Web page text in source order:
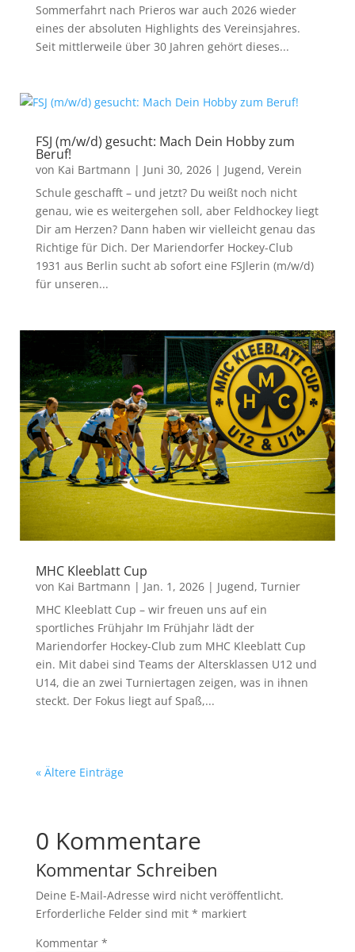
Sommerfahrt nach Prieros war auch 2026 wieder
eines der absoluten Highlights des Vereinsjahres.
Seit mittlerweile über 30 Jahren gehört dieses...
FSJ (m/w/d) gesucht: Mach Dein Hobby zum
Beruf!
von Kai Bartmann | Juni 30, 2026| Jugend, Verein
Schule geschafft – und jetzt? Du weißt noch nicht
genau, wie es weitergehen soll, aber Feldhockey liegt
Dir am Herzen? Dann haben wir vielleicht genau das
Richtige für Dich. Der Mariendorfer Hockey-Club
1931 aus Berlin sucht ab sofort eine FSJlerin (m/w/d)
für unseren...
MHC Kleeblatt Cup
von Kai Bartmann | Jan. 1, 2026| Jugend, Turnier
MHC Kleeblatt Cup – wir freuen uns auf ein
sportliches Frühjahr Im Frühjahr lädt der
Mariendorfer Hockey-Club zum MHC Kleeblatt Cup
ein. Mit dabei sind Teams der Altersklassen U12 und
U14, die an zwei Turniertagen zeigen, was in ihnen
steckt. Der Fokus liegt auf Spaß,...
« Ältere Einträge
0 Kommentare
Kommentar Schreiben
Deine E-Mail-Adresse wird nicht veröffentlicht.
Erforderliche Felder sind mit * markiert
Kommentar *